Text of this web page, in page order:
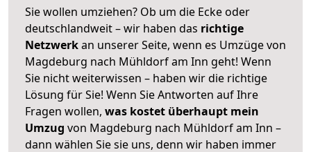
Sie wollen umziehen? Ob um die Ecke oder
deutschlandweit – wir haben das richtige
Netzwerkan unserer Seite, wenn es Umzüge von
Magdeburg nach Mühldorf am Inn geht! Wenn
Sie nicht weiterwissen – haben wir die richtige
Lösung für Sie! Wenn Sie Antworten auf Ihre
Fragen wollen, was kostet überhaupt mein
Umzug von Magdeburg nach Mühldorf am Inn –
dann wählen Sie sie uns, denn wir haben immer